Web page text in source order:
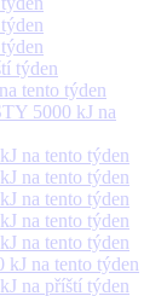
týden
tento týden
5000 kJ na
na tento týden
na tento týden
na tento týden
na tento týden
na tento týden
na tento týden
na příští týden